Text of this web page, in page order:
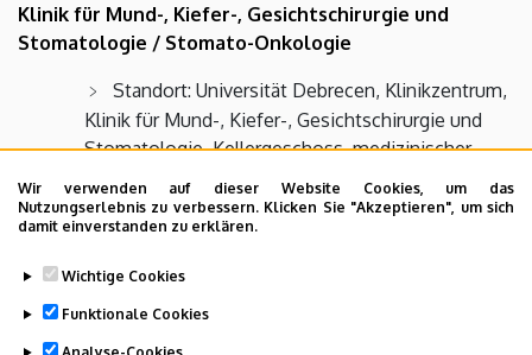
Wir verwenden auf dieser Website Cookies, um das
Nutzungserlebnis zu verbessern. Klicken Sie "Akzeptieren", um sich
damit einverstanden zu erklären.
Wichtige Cookies
Funktionale Cookies
Klinik für Mund-, Kiefer-, Gesichtschirurgie und
Stomatologie / Stomato-Onkologie
Standort: Universität Debrecen, Klinikzentrum,
Klinik für Mund-, Kiefer-, Gesichtschirurgie und
Stomatologie, Kellergeschoss, medizinischer
Öffnungszeiten der Klinik: 8 – 13 Uhr